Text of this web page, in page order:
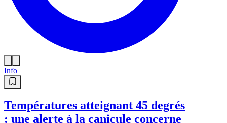
Info
Températures atteignant 45 degrés
: une alerte à la canicule concerne